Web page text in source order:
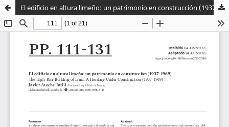
El edificio en altura limeño: un patrimonio en construcción (1937-1969)